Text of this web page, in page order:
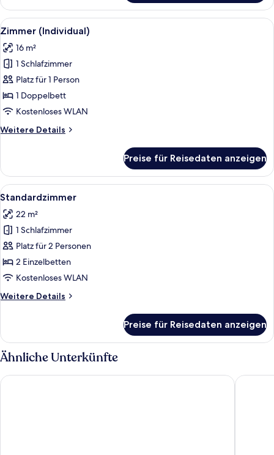
(Studio
45)
Alle
Fotos
für
Zimmer
(Individual)
anzeigen
Ein Hotelzimmer mit Bett,
7
Zimmer (Individual)
16 m²
1 Schlafzimmer
Platz für 1 Person
1 Doppelbett
Kostenloses WLAN
Weitere Details
Weitere
(Individual)
Preise für Reisedaten anzeigen
Alle
Fotos
für
Standardzimmer
anzeigen
Ein Hotelzimmer mit zwei Betten,
5
Standardzimmer
22 m²
1 Schlafzimmer
Platz für 2 Personen
2 Einzelbetten
Kostenloses WLAN
Weitere Details
Weitere
Preise für Reisedaten anzeigen
Ähnliche Unterkünfte
Hotel Riu Plaza Berlin Scandic